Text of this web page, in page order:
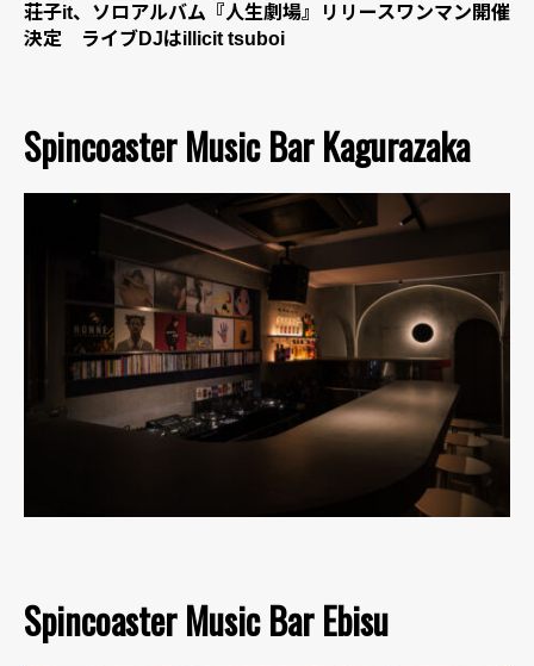
荘子it、ソロアルバム『人生劇場』リリースワンマン開催
決定 ライブDJはillicit tsuboi
Spincoaster Music Bar Kagurazaka
Spincoaster Music Bar Ebisu